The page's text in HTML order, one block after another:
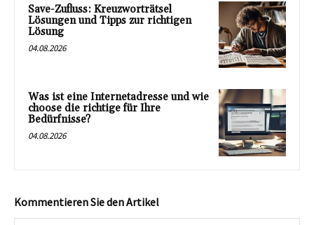
Save-Zufluss: Kreuzworträtsel
Lösungen und Tipps zur richtigen
Lösung
04.08.2026
Was ist eine Internetadresse und wie
choose die richtige für Ihre
Bedürfnisse?
04.08.2026
Kommentieren Sie den Artikel